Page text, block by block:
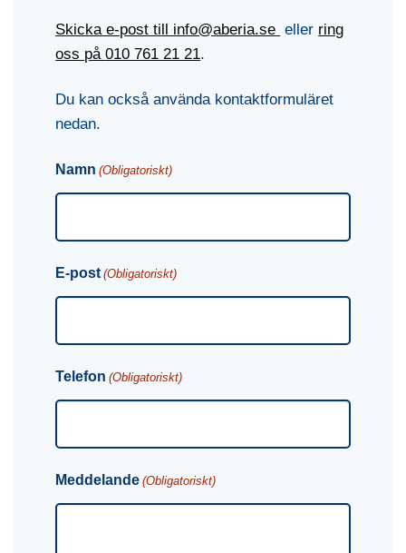
Skicka e-post till info@aberia.se eller ring
oss på010 761 21 21.
Du kan också använda kontaktformuläret
nedan.
Namn (Obligatoriskt)
E-post (Obligatoriskt)
Telefon (Obligatoriskt)
Meddelande (Obligatoriskt)